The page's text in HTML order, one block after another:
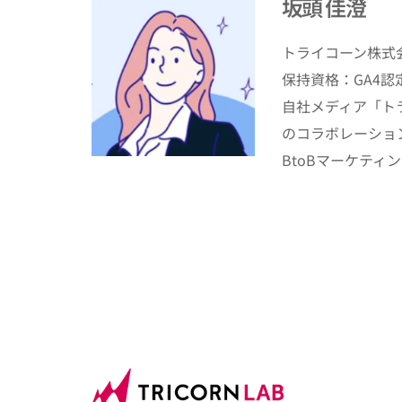
坂頭 佳澄
トライコーン株
保持資格：GA4
自社メディア「
のコラボレーシ
BtoBマーケティ